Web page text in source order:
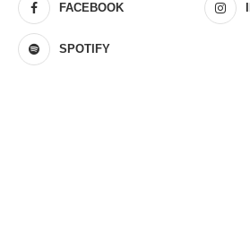
FACEBOOK
SPOTIFY